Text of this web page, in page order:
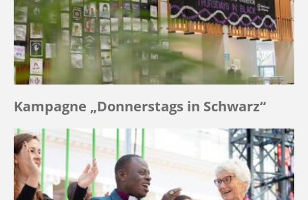
Kampagne „Donnerstags in Schwarz“